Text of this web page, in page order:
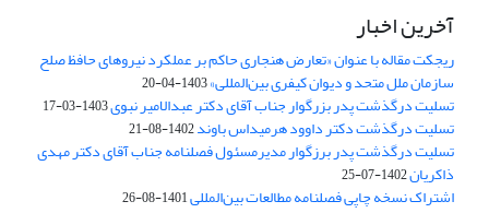
آخرین اخبار
ریجکت مقاله با عنوان «تعارض هنجاری حاکم بر عملکرد نیروهای حافظ صلح
سازمان ملل متحد و دیوان کیفری بین‌المللی»1403-04-20
تسلیت درگذشت پدر بزرگوار جناب آقای دکتر عبدالامیر نبوی1403-03-17
تسلیت درگذشت دکتر داوود هرمیداس باوند1402-08-21
تسلیت درگذشت پدر برزگوار مدیرمسئول فصلنامه جناب آقای دکتر مهدی
ذاکریان1402-07-25
اشتراک نسخه چاپی فصلنامه مطالعات بین‌المللی1401-08-26